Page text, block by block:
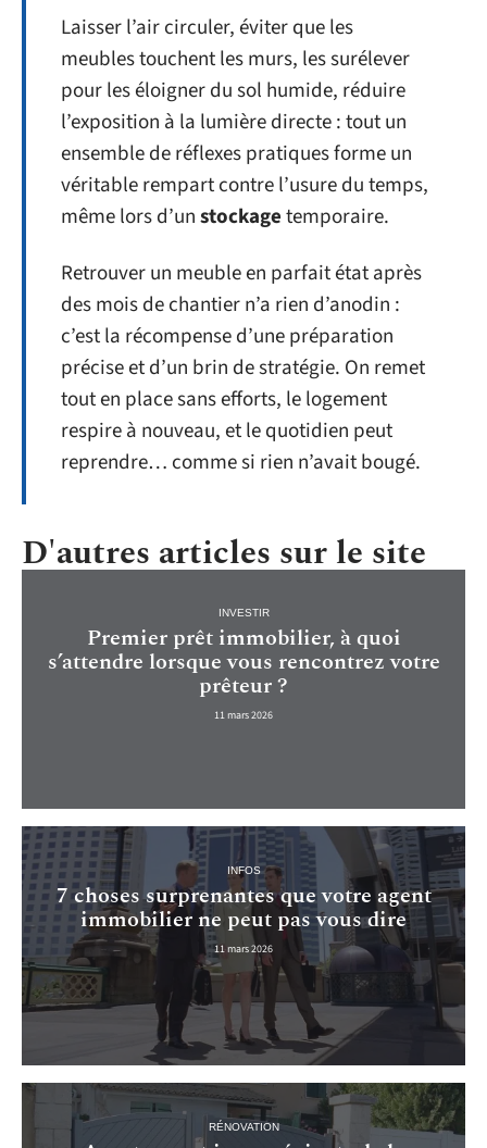
Laisser l’air circuler, éviter que les
meubles touchent les murs, les surélever
pour les éloigner du sol humide, réduire
l’exposition à la lumière directe : tout un
ensemble de réflexes pratiques forme un
véritable rempart contre l’usure du temps,
même lors d’unstockagetemporaire.
Retrouver un meuble en parfait état après
des mois de chantier n’a rien d’anodin :
c’est la récompense d’une préparation
précise et d’un brin de stratégie. On remet
tout en place sans efforts, le logement
respire à nouveau, et le quotidien peut
reprendre… comme si rien n’avait bougé.
D'autres articles sur le site
INVESTIR
Premier prêt immobilier, à quoi
s’attendre lorsque vous rencontrez votre
prêteur ?
11 mars 2026
INFOS
7 choses surprenantes que votre agent
immobilier ne peut pas vous dire
11 mars 2026
RÉNOVATION